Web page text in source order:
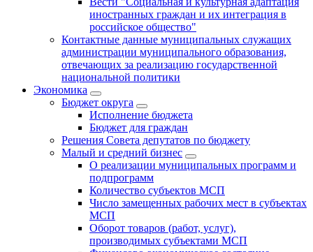
иностранных граждан и их интеграция в
российское общество"
Контактные данные муниципальных служащих
администрации муниципального образования,
отвечающих за реализацию государственной
национальной политики
Экономика
Бюджет округa
Исполнение бюджета
Бюджет для граждан
Решения Совета депутатов по бюджету
Малый и средний бизнес
О реализации муниципальных программ и
подпрограмм
Количество субъектов МСП
Число замещенных рабочих мест в субъектах
МСП
Оборот товаров (работ, услуг),
производимых субъектами МСП